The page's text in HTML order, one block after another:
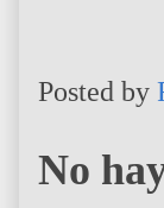
Posted by
No